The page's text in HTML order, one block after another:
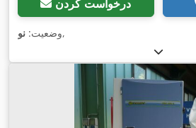
درخواست کردن
وضعیت: نو ,